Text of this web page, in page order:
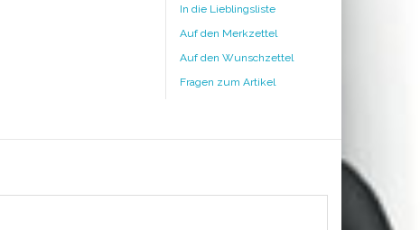
In die Lieblingsliste
Auf den Merkzettel
Auf den Wunschzettel
Fragen zum Artikel